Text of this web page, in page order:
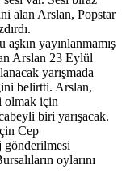
alan Arslan, Popstar
aşkın yayınlanmamış
Arslan 23 Eylül
yarışmada
belirtti. Arslan,
olmak için
biri yarışacak.
Cep
gönderilmesi
oylarını